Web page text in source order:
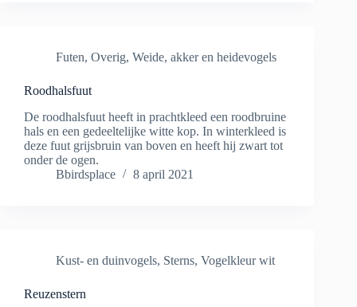
Futen, Overig, Weide, akker en heidevogels
Roodhalsfuut
De roodhalsfuut heeft in prachtkleed een roodbruine
hals en een gedeeltelijke witte kop. In winterkleed is
deze fuut grijsbruin van boven en heeft hij zwart tot
onder de ogen.
Bbirdsplace
8 april 2021
Kust- en duinvogels, Sterns, Vogelkleur wit
Reuzenstern